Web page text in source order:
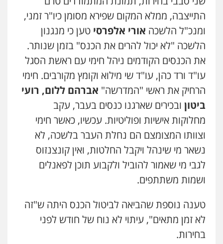
התייצבה, ממלא המקום שפירא מסומן כיו"ר זמני,
ומנכ"ל הלשכה אורי אלפרסי טען כי מנגנון
הלשכה "לא יכול להרים את הכנס" בזמן שנותר.
את הכנסים הקודמים ניהל חימי עם ראשת הסגל
עו"ד ורד כהן, עו"ד שי מילוא וקומץ מקורבים. חימי
הרחיק את ראשי "המדרשה" אברהם ללום, רועי
ביטון ובכירים שארגנו כנסים בעבר, עקב
מחלוקות אישיות ופוליטיות. עכשיו, כאשר חימי
וצוותו המצומצם הם נחלת העבר בלשכה, לא
נשאר מי שינהל ויקבל החלטות, ואין קונצנזוס
לגבי מי שאמור להוביל ולקבוע תוכן לפאנלים
ושמות משתתפים.
טענה נוספת שהביאה לביטול הכנס היתה ש"זה
לא זמן מתאים", עיתוי לא נוח של חודש לפני
בחירות.